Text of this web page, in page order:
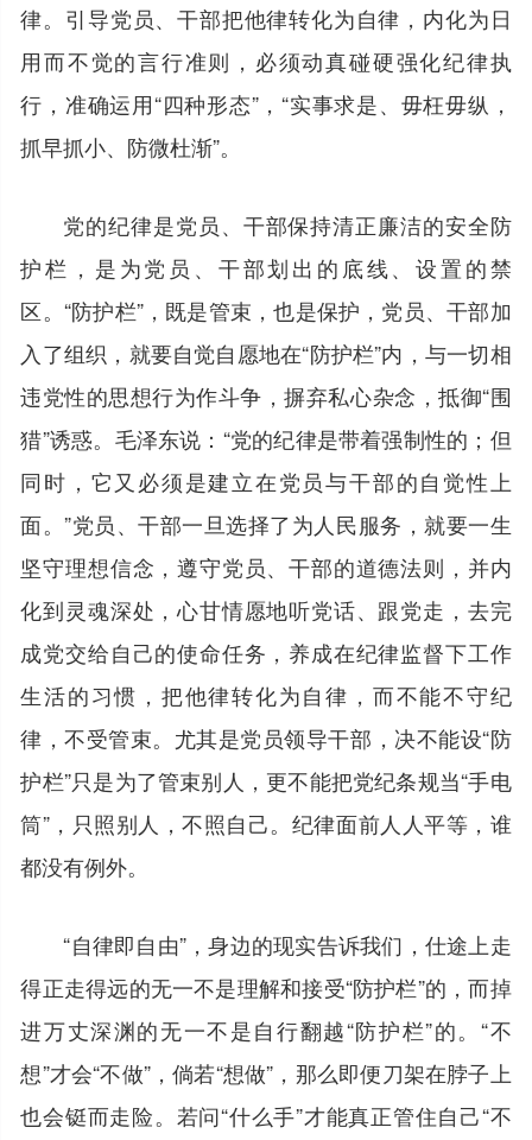
律。引导党员、干部把他律转化为自律，内化为日
用而不觉的言行准则，必须动真碰硬强化纪律执
行，准确运用“四种形态”，“实事求是、毋枉毋纵，
抓早抓小、防微杜渐”。
党的纪律是党员、干部保持清正廉洁的安全防
护栏，是为党员、干部划出的底线、设置的禁
区。“防护栏”，既是管束，也是保护，党员、干部加
入了组织，就要自觉自愿地在“防护栏”内，与一切相
违党性的思想行为作斗争，摒弃私心杂念，抵御“围
猎”诱惑。毛泽东说：“党的纪律是带着强制性的；但
同时，它又必须是建立在党员与干部的自觉性上
面。”党员、干部一旦选择了为人民服务，就要一生
坚守理想信念，遵守党员、干部的道德法则，并内
化到灵魂深处，心甘情愿地听党话、跟党走，去完
成党交给自己的使命任务，养成在纪律监督下工作
生活的习惯，把他律转化为自律，而不能不守纪
律，不受管束。尤其是党员领导干部，决不能设“防
护栏”只是为了管束别人，更不能把党纪条规当“手电
筒”，只照别人，不照自己。纪律面前人人平等，谁
都没有例外。
“自律即自由”，身边的现实告诉我们，仕途上走
得正走得远的无一不是理解和接受“防护栏”的，而掉
进万丈深渊的无一不是自行翻越“防护栏”的。“不
想”才会“不做”，倘若“想做”，那么即便刀架在脖子上
也会铤而走险。若问“什么手”才能真正管住自己“不